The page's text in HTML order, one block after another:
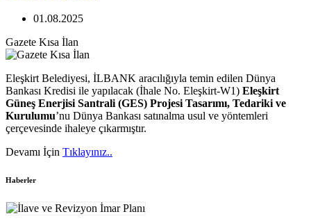
01.08.2025
Gazete Kısa İlan
Eleşkirt Belediyesi, İLBANK aracılığıyla temin edilen Dünya
Bankası Kredisi ile yapılacak (İhale No. Eleşkirt-W1) Eleşkirt
Güneş Enerjisi Santrali (GES) Projesi Tasarımı, Tedariki ve
Kurulumu’nu Dünya Bankası satınalma usul ve yöntemleri
çerçevesinde ihaleye çıkarmıştır.
Devamı İçin Tıklayınız..
Haberler